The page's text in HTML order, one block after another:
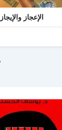
الإعجاز والإيجاز